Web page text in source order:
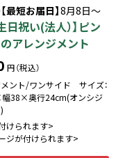
【最短お届日】8月8日～
日祝い(法人）】ピン
アレンジメント
円（税込）
ント/ワンサイド サイズ：
38×奥行24cm(オンシジ
けられます>
ジが付けられます>